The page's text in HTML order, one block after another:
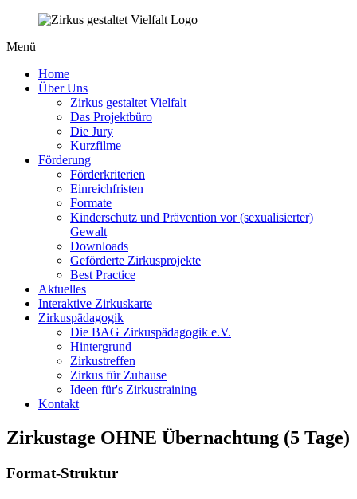
Menü
Home
Über Uns
Zirkus gestaltet Vielfalt
Das Projektbüro
Die Jury
Kurzfilme
Förderung
Förderkriterien
Einreichfristen
Formate
Kinderschutz und Prävention vor (sexualisierter)
Gewalt
Downloads
Geförderte Zirkusprojekte
Best Practice
Aktuelles
Interaktive Zirkuskarte
Zirkuspädagogik
Die BAG Zirkuspädagogik e.V.
Hintergrund
Zirkustreffen
Zirkus für Zuhause
Ideen für's Zirkustraining
Kontakt
Zirkustage OHNE Übernachtung (5 Tage)
Format-Struktur